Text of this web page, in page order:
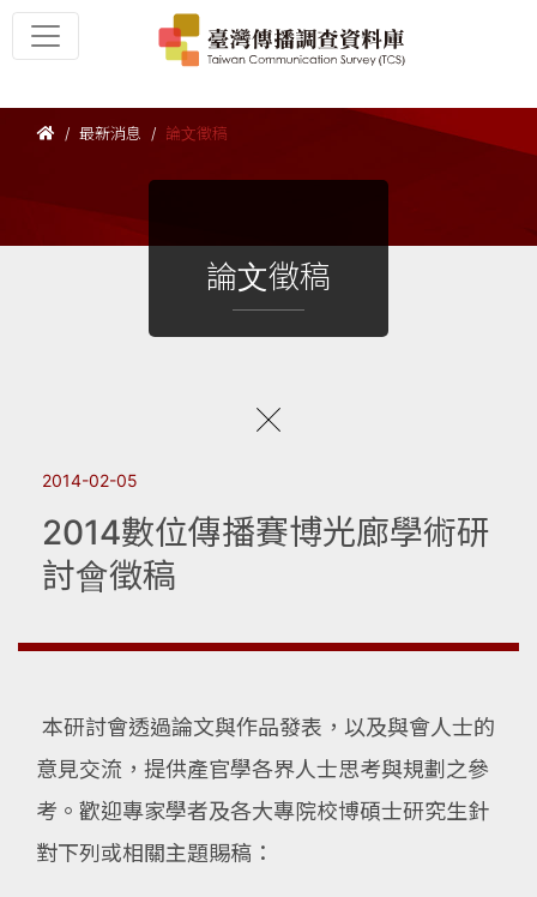
最新消息 論文徵稿
論文徵稿
2014-02-05
2014數位傳播賽博光廊學術研
討會徵稿
本研討會透過論文與作品發表，以及與會人士的
意見交流，提供產官學各界人士思考與規劃之參
考。歡迎專家學者及各大專院校博碩士研究生針
對下列或相關主題賜稿：